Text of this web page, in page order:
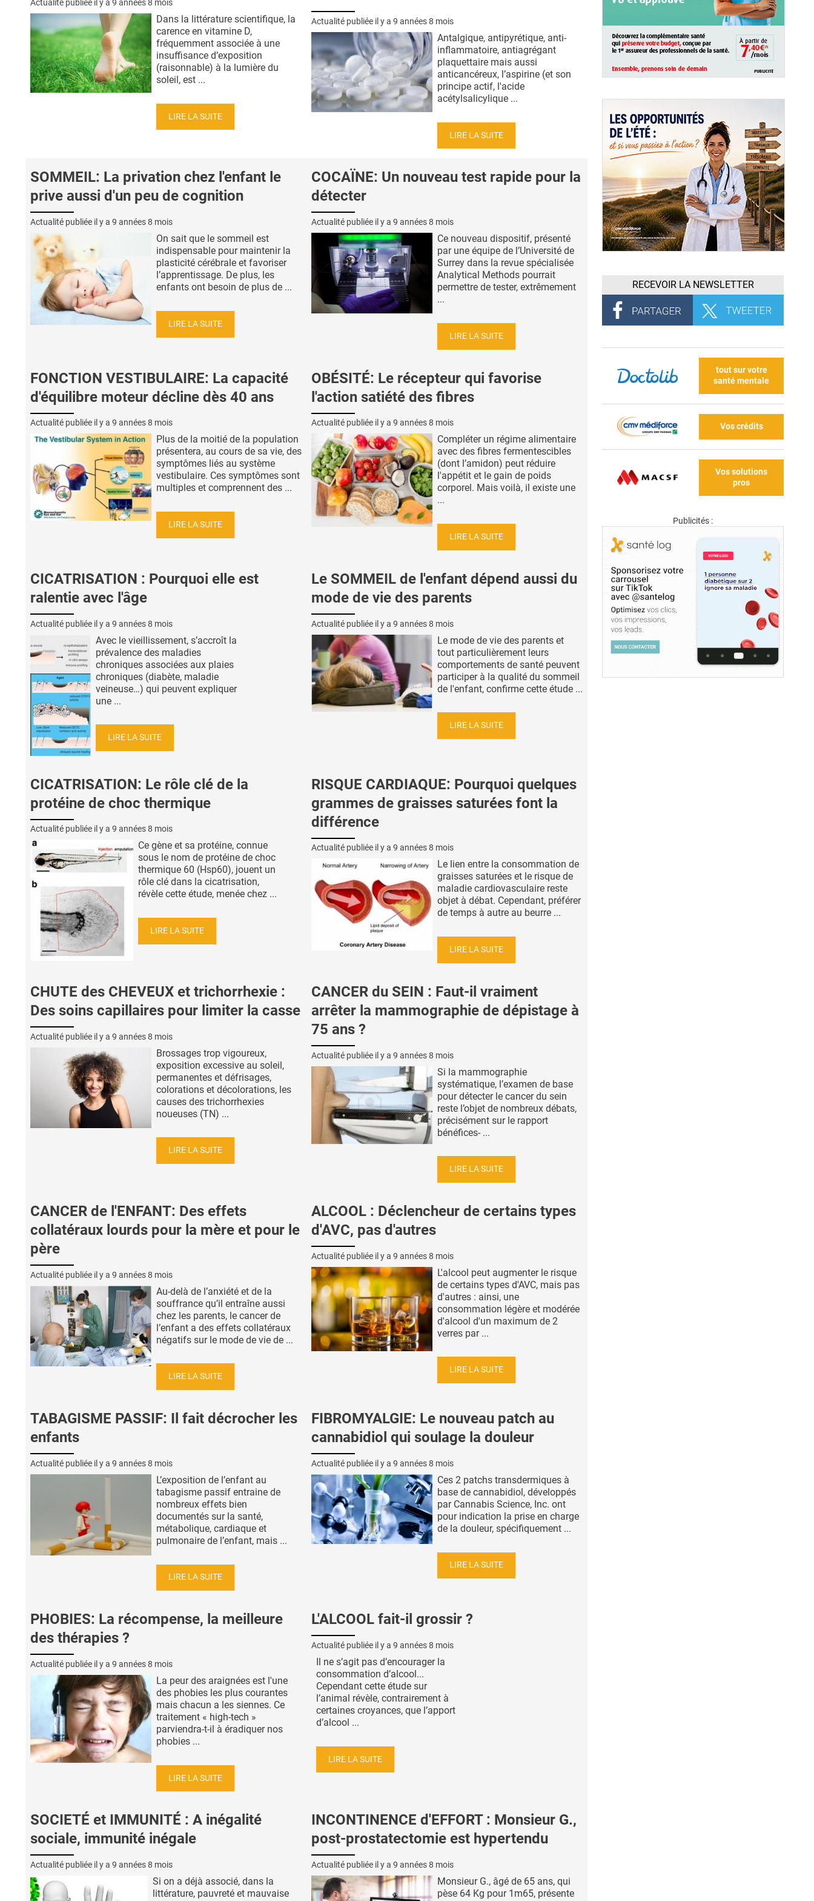
Actualité publiée il y a 9 années 8 mois
Dans la littérature scientifique, la
carence en vitamine D,
fréquemment associée à une
insuffisance d’exposition
(raisonnable) à la lumière du
soleil, est ...
LIRE LA SUITE
Actualité publiée il y a 9 années 8 mois
Antalgique, antipyrétique, anti-
inflammatoire, antiagrégant
plaquettaire mais aussi
anticancéreux, l’aspirine (et son
principe actif, l'acide
acétylsalicylique ...
LIRE LA SUITE
SOMMEIL: La privation chez l'enfant le
prive aussi d'un peu de cognition
Actualité publiée il y a 9 années 8 mois
On sait que le sommeil est
indispensable pour maintenir la
plasticité cérébrale et favoriser
l’apprentissage. De plus, les
enfants ont besoin de plus de ...
LIRE LA SUITE
COCAÏNE: Un nouveau test rapide pour la
détecter
Actualité publiée il y a 9 années 8 mois
Ce nouveau dispositif, présenté
par une équipe de l’Université de
Surrey dans la revue spécialisée
Analytical Methods pourrait
permettre de tester, extrêmement
...
LIRE LA SUITE
FONCTION VESTIBULAIRE: La capacité
d'équilibre moteur décline dès 40 ans
Actualité publiée il y a 9 années 8 mois
Plus de la moitié de la population
présentera, au cours de sa vie, des
symptômes liés au système
vestibulaire. Ces symptômes sont
multiples et comprennent des ...
LIRE LA SUITE
OBÉSITÉ: Le récepteur qui favorise
l'action satiété des fibres
Actualité publiée il y a 9 années 8 mois
Compléter un régime alimentaire
avec des fibres fermentescibles
(dont l’amidon) peut réduire
l'appétit et le gain de poids
corporel. Mais voilà, il existe une
...
LIRE LA SUITE
CICATRISATION : Pourquoi elle est
ralentie avec l'âge
Actualité publiée il y a 9 années 8 mois
Avec le vieillissement, s’accroît la
prévalence des maladies
chroniques associées aux plaies
chroniques (diabète, maladie
veineuse…) qui peuvent expliquer
une ...
LIRE LA SUITE
Le SOMMEIL de l'enfant dépend aussi du
mode de vie des parents
Actualité publiée il y a 9 années 8 mois
Le mode de vie des parents et
tout particulièrement leurs
comportements de santé peuvent
participer à la qualité du sommeil
de l'enfant, confirme cette étude ...
LIRE LA SUITE
CICATRISATION: Le rôle clé de la
protéine de choc thermique
Actualité publiée il y a 9 années 8 mois
Ce gène et sa protéine, connue
sous le nom de protéine de choc
thermique 60 (Hsp60), jouent un
rôle clé dans la cicatrisation,
révèle cette étude, menée chez ...
LIRE LA SUITE
RISQUE CARDIAQUE: Pourquoi quelques
grammes de graisses saturées font la
différence
Actualité publiée il y a 9 années 8 mois
Le lien entre la consommation de
graisses saturées et le risque de
maladie cardiovasculaire reste
objet à débat. Cependant, préférer
de temps à autre au beurre ...
LIRE LA SUITE
CHUTE des CHEVEUX et trichorrhexie :
Des soins capillaires pour limiter la casse
Actualité publiée il y a 9 années 8 mois
Brossages trop vigoureux,
exposition excessive au soleil,
permanentes et défrisages,
colorations et décolorations, les
causes des trichorrhexies
noueuses (TN) ...
LIRE LA SUITE
CANCER du SEIN : Faut-il vraiment
arrêter la mammographie de dépistage à
75 ans ?
Actualité publiée il y a 9 années 8 mois
Si la mammographie
systématique, l’examen de base
pour détecter le cancer du sein
reste l’objet de nombreux débats,
précisément sur le rapport
bénéfices- ...
LIRE LA SUITE
CANCER de l'ENFANT: Des effets
collatéraux lourds pour la mère et pour le
père
Actualité publiée il y a 9 années 8 mois
Au-delà de l’anxiété et de la
souffrance qu’il entraîne aussi
chez les parents, le cancer de
l’enfant a des effets collatéraux
négatifs sur le mode de vie de ...
LIRE LA SUITE
ALCOOL : Déclencheur de certains types
d'AVC, pas d'autres
Actualité publiée il y a 9 années 8 mois
L'alcool peut augmenter le risque
de certains types d'AVC, mais pas
d'autres : ainsi, une
consommation légère et modérée
d'alcool d'un maximum de 2
verres par ...
LIRE LA SUITE
TABAGISME PASSIF: Il fait décrocher les
enfants
Actualité publiée il y a 9 années 8 mois
L’exposition de l’enfant au
tabagisme passif entraine de
nombreux effets bien
documentés sur la santé,
métabolique, cardiaque et
pulmonaire de l’enfant, mais ...
LIRE LA SUITE
FIBROMYALGIE: Le nouveau patch au
cannabidiol qui soulage la douleur
Actualité publiée il y a 9 années 8 mois
Ces 2 patchs transdermiques à
base de cannabidiol, développés
par Cannabis Science, Inc. ont
pour indication la prise en charge
de la douleur, spécifiquement ...
LIRE LA SUITE
PHOBIES: La récompense, la meilleure
des thérapies ?
Actualité publiée il y a 9 années 8 mois
La peur des araignées est l'une
des phobies les plus courantes
mais chacun a les siennes. Ce
traitement « high-tech »
parviendra-t-il à éradiquer nos
phobies ...
LIRE LA SUITE
L'ALCOOL fait-il grossir ?
Actualité publiée il y a 9 années 8 mois
Il ne s’agit pas d’encourager la
consommation d’alcool...
Cependant cette étude sur
l’animal révèle, contrairement à
certaines croyances, que l’apport
d’alcool ...
LIRE LA SUITE
SOCIETÉ et IMMUNITÉ : A inégalité
sociale, immunité inégale
Actualité publiée il y a 9 années 8 mois
Si on a déjà associé, dans la
littérature, pauvreté et mauvaise
INCONTINENCE d'EFFORT : Monsieur G.,
post-prostatectomie est hypertendu
Actualité publiée il y a 9 années 8 mois
Monsieur G., âgé de 65 ans, qui
pèse 64 Kg pour 1m65, présente
RECEVOIR LA NEWSLETTER
tout sur votre
santé mentale
Vos crédits
Vos solutions
pros
Publicités :